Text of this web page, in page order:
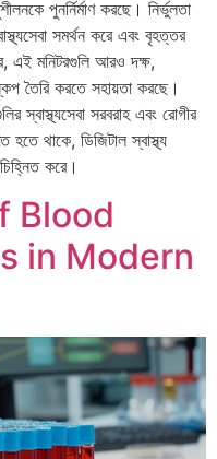
পুনর্নির্মাণ করছে। নির্ভুলতা
সমর্থন করে এবং বৃহত্তর
এই মনিটরগুলি আরও দক্ষ,
তৈরি করতে সহায়তা করছে।
স্বাস্থ্যসেবা সরবরাহ এবং রোগীর
থাকে, ডিজিটাল স্বাস্থ্য
করে।
Blood
in Modern